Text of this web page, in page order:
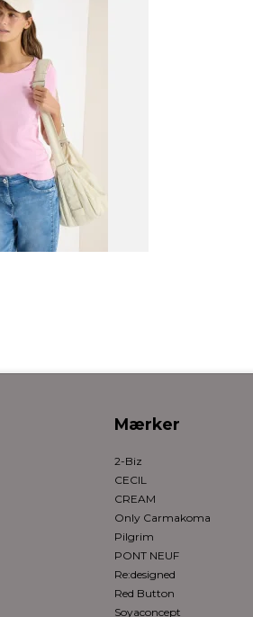
Mærker
2-Biz
CECIL
CREAM
Only Carmakoma
Pilgrim
PONT NEUF
Re:designed
Red Button
Soyaconcept